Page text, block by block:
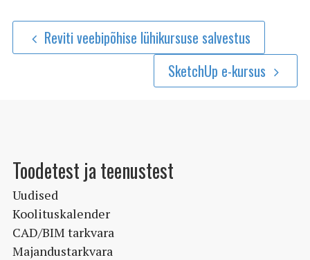
Reviti veebipõhise lühikursuse salvestus
SketchUp e-kursus
Toodetest ja teenustest
Uudised
Koolituskalender
CAD/BIM tarkvara
Majandustarkvara